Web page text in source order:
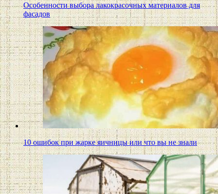
Особенности выбора лакокрасочных материалов для
фасадов
10 ошибок при жарке яичницы или что вы не знали